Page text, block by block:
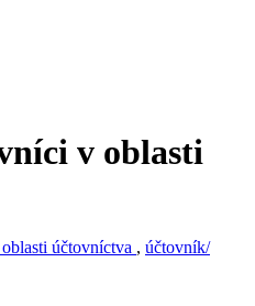
v oblasti
účtovníctva , účtovník/